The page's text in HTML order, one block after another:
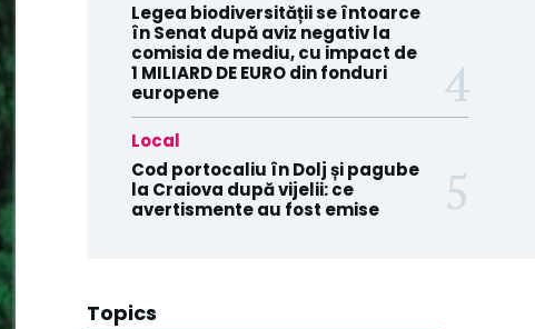
Legea biodiversității se întoarce
în Senat după aviz negativ la
comisia de mediu, cu impact de
1 MILIARD DE EURO din fonduri
europene
Local
Cod portocaliu în Dolj și pagube
la Craiova după vijelii: ce
avertismente au fost emise
Topics